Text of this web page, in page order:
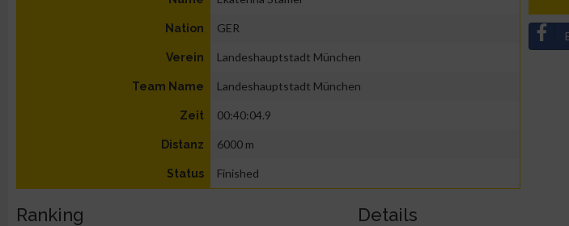
Nation GER
Verein Landeshauptstadt München
Team Name Landeshauptstadt München
Zeit 00:40:04.9
Distanz 6000 m
Status Finished
Ranking Details